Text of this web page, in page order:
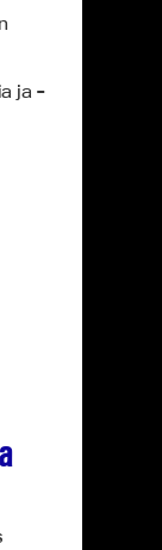
ja -